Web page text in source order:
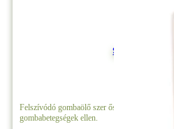
Score 250 EC
Felszívódó gombaölő szer őszibarack
gombabetegségek ellen.